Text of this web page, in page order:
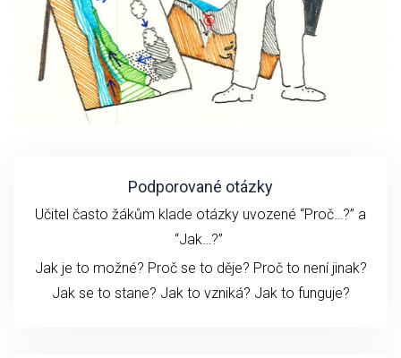
Podporované otázky
Učitel často žákům klade otázky uvozené “Proč…?” a
“Jak…?”
Jak je to možné? Proč se to děje? Proč to není jinak?
Jak se to stane? Jak to vzniká? Jak to funguje?